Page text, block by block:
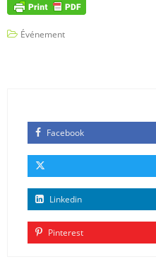
Événement
Facebook
Linkedin
Pinterest